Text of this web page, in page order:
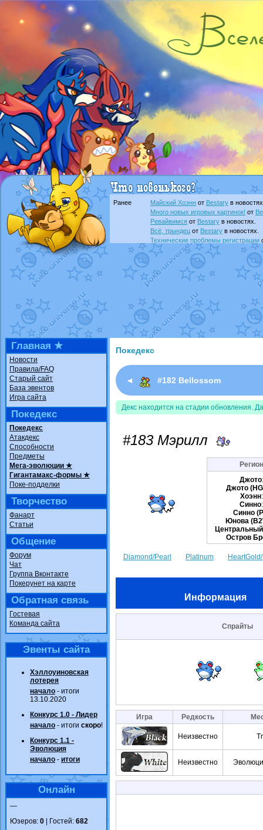
Ранее Майский Хоэнн от Bestary в
Много новых игровых картинок! от
Ревайвимся от Bestary в новостях.
Всё, трындец от Bestary в новостях.
Технические проблемы регистрации
доброе утро славянеот Dakkuв
Йолда и Мимикьюот MavisNyanCat
Недовольный котомангуст
от
The Dark Wishmakerот Randomon в
в
ilovearceus
Raging Boltот GraceDaFox
в
Shadow mismagius от
в
художник
от vicavica в фанарте.
Главная ★
Новости
Правила/FAQ
Старый сайт
База эвентов
Игра сайта
Покедекс
Покедекс
Атакдекс
Способности
Предметы
Мега-эволюции ★
Гигантамакс-формы ★
Поке-подделки
Творчество
Фанарт
Статьи
Общение
Форум
Чат
Группа Вконтакте
Покерунет на карте
Обратная связь
Гостевая
Команда сайта
Эвенты сайта
Хэллоуиновская
лотерея
начало - итоги
13.10.2020
Конкурс 1.0 - Лидер
начало - итоги скоро!
Конкурс 1.1 -
Эволюция
начало - итоги
Онлайн
—
Юзеров: 0 | Гостей: 682
Покедекс
◄ #182 Bellossom
Декс находится на стадии обновления.
#183 Мэрилл
Джото
Джото
Хоэнн
Синно
Синно
Юнова
Остров
Diamond/Pearl Platinum
Информация
Спрайты
Игра Редкость
Неизвестно
Неизвестно